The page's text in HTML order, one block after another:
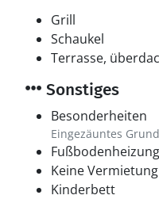
Grill
Schaukel
Terrasse,
Sonstiges
Besonderheiten
Eingezäuntes
Fußbodenheizung
Keine
Kinderbett